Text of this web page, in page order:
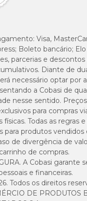
Visa,
Boleto bancário;
parcerias e
Diante de
necessário optar por
a Cobasi de
nesse sentido.
para compras
físicas. Todas as regras
para produtos
de divergência de
de compras.
A Cobasi garante
e financeiras.
Todos os direitos
DE PRODUTOS